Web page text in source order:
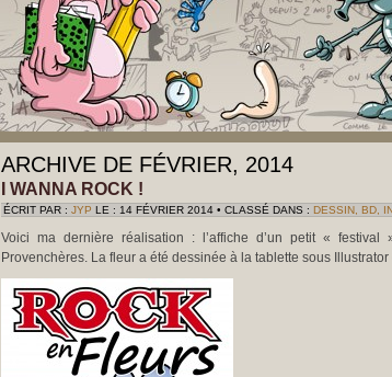
ARCHIVE DE FÉVRIER, 2014
I WANNA ROCK !
ÉCRIT PAR : JYP LE : 14 FÉVRIER 2014 • CLASSÉ DANS : DESSIN, BD,
Voici ma dernière réalisation : l’affiche d’un petit «
Provenchères. La fleur a été dessinée à la tablette sous